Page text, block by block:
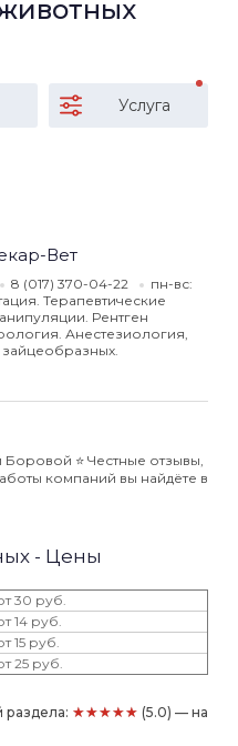
Услуга
Вет
8 (017) 370-04-22
пн-вс:
Терапевтические
Рентген
Анестезиология,
⭐️ Честные отзывы,
компаний вы найдёте в
- Цены
30 руб.
14 руб.
15 руб.
25 руб.
раздела: ★★★★★ (5.0) — на